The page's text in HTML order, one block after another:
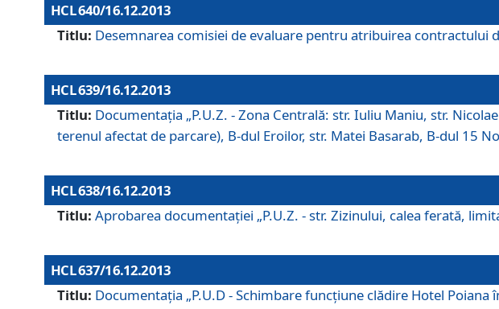
HCL 640/16.12.2013
Titlu: Desemnarea comisiei de evaluare pentru atribuirea
HCL 639/16.12.2013
Titlu: Documentaţia „P.U.Z. - Zona Centrală: str. Iuliu Maniu, str.
terenul afectat de parcare), B-dul Eroilor, str. Matei Basarab, B-dul 15
HCL 638/16.12.2013
Titlu: Aprobarea documentaţiei „P.U.Z. - str. Zizinului, calea ferată,
HCL 637/16.12.2013
Titlu: Documentaţia „P.U.D - Schimbare funcţiune clădire Hotel